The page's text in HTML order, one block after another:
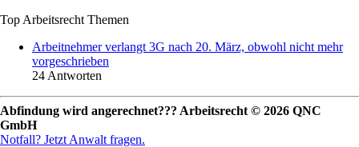
Top Arbeitsrecht Themen
Arbeitnehmer verlangt 3G nach 20. März, obwohl nicht mehr
vorgeschrieben
24 Antworten
Abfindung wird angerechnet??? Arbeitsrecht © 2026 QNC
GmbH
Notfall? Jetzt Anwalt fragen.